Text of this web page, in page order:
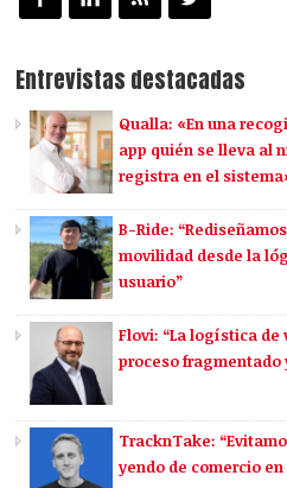
Entrevistas destacadas
Qualla: «En una
app quién se lleva al
registra en el
B-Ride:
movilidad desde la
usuario”
Flovi: “La logística
proceso fragmentado
TracknTake:
yendo de comercio